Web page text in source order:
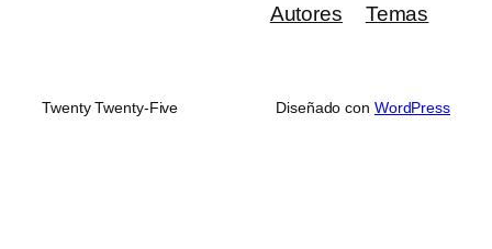
Autores
Temas
Twenty Twenty-Five Diseñado con WordPress